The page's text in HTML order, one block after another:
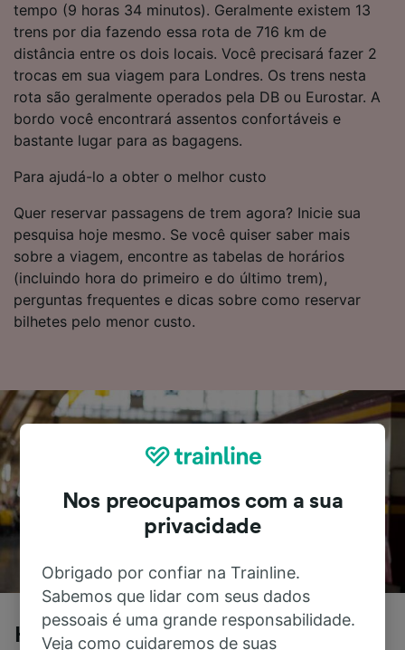
tempo (9 horas 34 minutos). Geralmente existem 13
trens por dia fazendo essa rota de 716 km de
distância entre os dois locais. Você precisará fazer 2
trocas em sua viagem para Londres. Os trens nesta
rota são geralmente operados pela DB ou Eurostar. A
bordo você encontrará assentos confortáveis e
bastante lugar para as bagagens.
Para ajudá-lo a obter o melhor custo
Quer reservar passagens de trem agora? Inicie sua
pesquisa hoje mesmo. Se você quiser saber mais
sobre a viagem, encontre as tabelas de horários
(incluindo hora do primeiro e do último trem),
perguntas frequentes e dicas sobre como reservar
bilhetes pelo menor custo.
Hamburgo para Londres de trem
Nos preocupamos com a sua
privacidade
Obrigado por confiar na Trainline.
Sabemos que lidar com seus dados
pessoais é uma grande responsabilidade.
Veja como cuidaremos de suas